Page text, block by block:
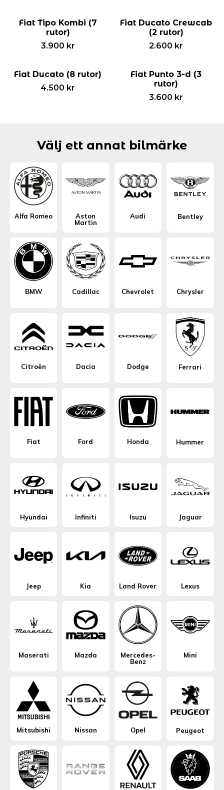
Fiat Tipo Kombi (7
rutor)
3.900 kr
Fiat Ducato Crewcab
(2 rutor)
2.600 kr
Fiat Ducato (8 rutor)
4.500 kr
Fiat Punto 3-d (3
rutor)
3.600 kr
Välj ett annat bilmärke
Alfa Romeo
Aston
Martin
Audi Bentley
BMW Cadillac Chevrolet Chrysler
Citroën Dacia Dodge Ferrari
Fiat Ford Honda Hummer
Hyundai Infiniti Isuzu Jaguar
Jeep Kia Land Rover Lexus
Maserati Mazda
Mercedes-
Benz
Mini
Mitsubishi Nissan Opel Peugeot